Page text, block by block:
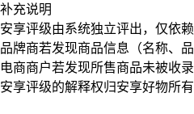
补充说明
安享评级由系统独立评出，仅依赖
品牌商若发现商品信息（名称、
电商商户若发现所售商品未被收
安享评级的解释权归安享好物所